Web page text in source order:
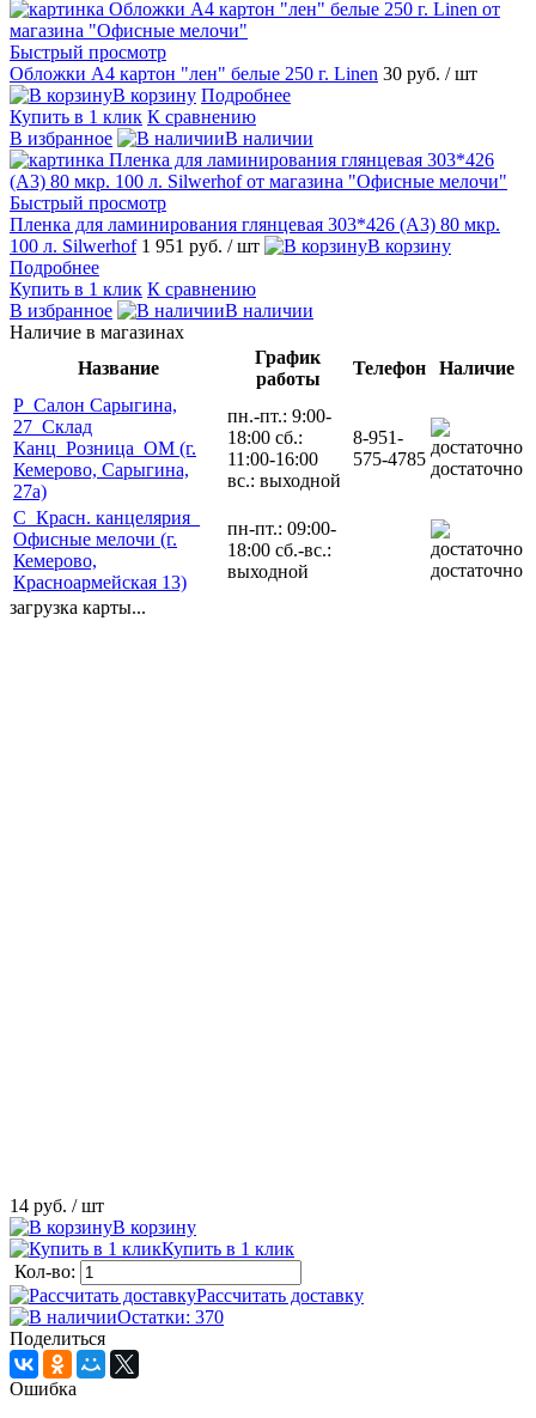
Быстрый просмотр
Обложки А4 картон "лен" белые 250 г. Linen 30 руб. / шт
В корзину Подробнее
Купить в 1 клик К сравнению
В избранное
В наличии
Быстрый просмотр
Пленка для ламинирования глянцевая 303*426 (А3) 80 мкр.
100 л. Silwerhof 1 951 руб. / шт
В корзину
Подробнее
Купить в 1 клик К сравнению
В избранное
В наличии
Наличие в магазинах
Название
График
работы
Телефон
Наличие
Р_Салон Сарыгина,
27_Склад
Канц_Розница_ОМ (г.
Кемерово, Сарыгина,
27а)
пн.-пт.: 9:00-
18:00 сб.:
11:00-16:00
вс.: выходной
8-951-
575-4785 достаточно
С_Красн. канцелярия_
Офисные мелочи (г.
Кемерово,
Красноармейская 13)
пн-пт.: 09:00-
18:00 сб.-вс.:
выходной
достаточно
загрузка карты...
14 руб. / шт
В корзину
Купить в 1 клик
Кол-во:
Рассчитать доставку
Остатки: 370
Поделиться
Ошибка